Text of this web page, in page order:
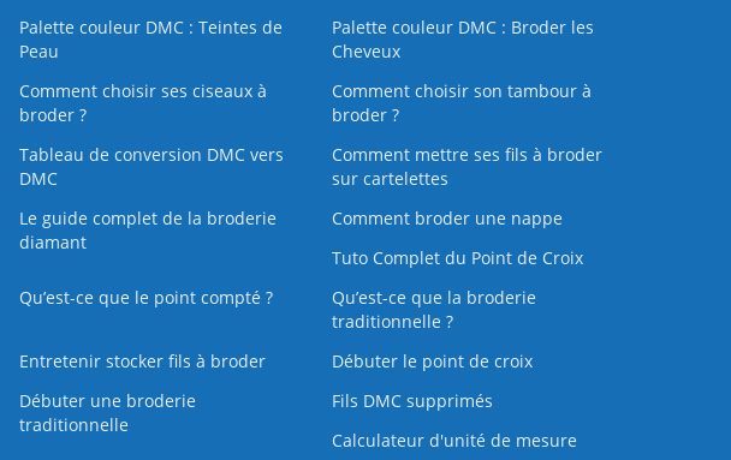
Palette couleur DMC : Teintes de
Peau
Palette couleur DMC : Broder les
Cheveux
Comment choisir ses ciseaux à
broder ?
Comment choisir son tambour à
broder ?
Tableau de conversion DMC vers
DMC
Comment mettre ses fils à broder
sur cartelettes
Le guide complet de la broderie
diamant
Comment broder une nappe
Tuto Complet du Point de Croix
Qu’est-ce que le point compté ?
Qu’est-ce que la broderie
traditionnelle ?
Entretenir stocker fils à broder
Débuter le point de croix
Débuter une broderie
traditionnelle
Fils DMC supprimés
Calculateur d'unité de mesure